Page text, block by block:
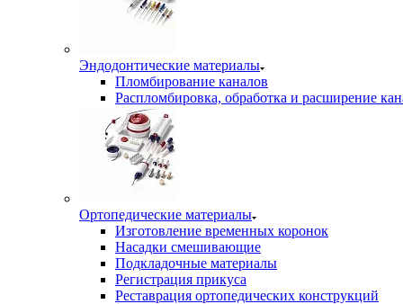
Эндодонтические материалы
Пломбирование каналов
Распломбировка, обработка и расширение
Ортопедические материалы
Изготовление временных коронок
Насадки смешивающие
Подкладочные материалы
Регистрация прикуса
Реставрация ортопедических конструкций